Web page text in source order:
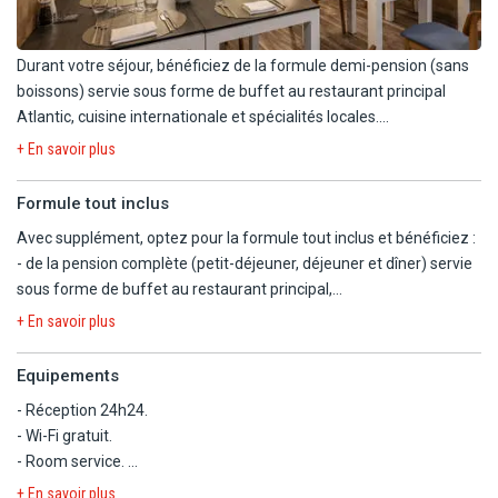
Durant votre séjour, bénéficiez de la formule demi-pension (sans
boissons) servie sous forme de buffet au restaurant principal
Atlantic, cuisine internationale et spécialités locales.
dédiée).
L'hôtel dispose de
- Restaurant Atlantic : cuisine locale, internationale et asiatique
sous forme de buffet
Petit-déjeuner : 7h30 à 10h30.
- Bar "Champs Sports" : retransmission de matchs avec plusieurs
écrans (12h à 00h).
+ En savoir plus
Formule tout inclus
Avec supplément, optez pour la formule tout inclus et bénéficiez :
- de la pension complète (petit-déjeuner, déjeuner et dîner) servie
sous forme de buffet au restaurant principal,
- des boissons (boissons non alcoolisées et alcoolisées locales,
- des encas disponibles en cours de journée, servis selon les
A noter:
- les boissons alcoolisées sont servies selon les horaires en
vigueur au sein de l'hôtel au moment de votre séjour,
+ En savoir plus
Equipements
- Réception 24h24.
- Wi-Fi gratuit.
- Room service.
- Bagagerie.
+ En savoir plus